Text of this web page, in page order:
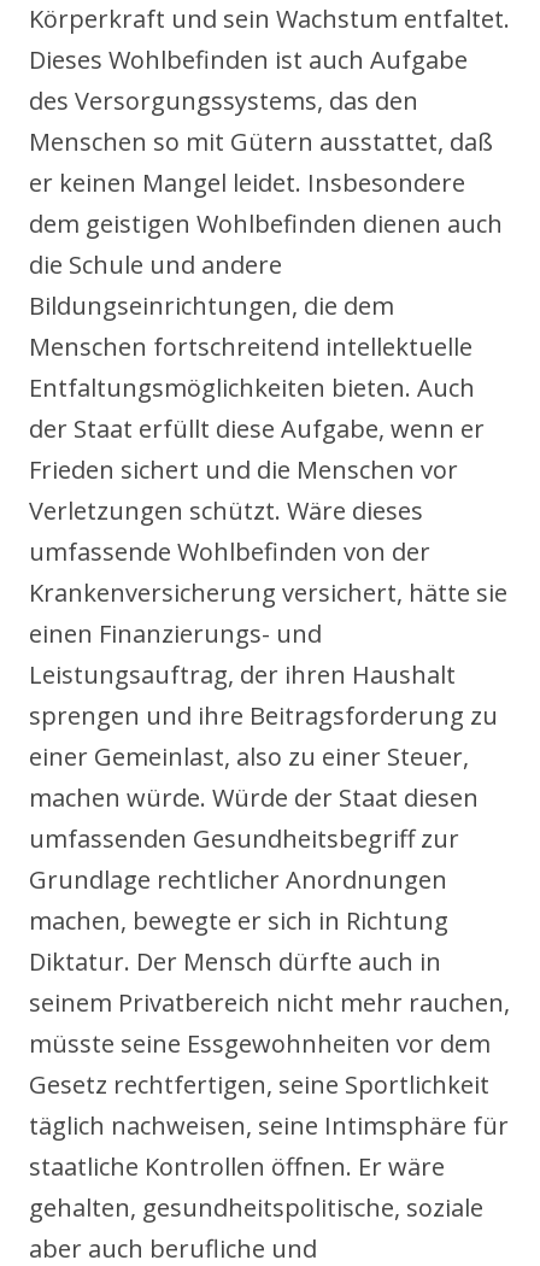
Körperkraft und sein Wachstum entfaltet.
Dieses Wohlbefinden ist auch Aufgabe
des Versorgungssystems, das den
Menschen so mit Gütern ausstattet, daß
er keinen Mangel leidet. Insbesondere
dem geistigen Wohlbefinden dienen auch
die Schule und andere
Bildungseinrichtungen, die dem
Menschen fortschreitend intellektuelle
Entfaltungsmöglichkeiten bieten. Auch
der Staat erfüllt diese Aufgabe, wenn er
Frieden sichert und die Menschen vor
Verletzungen schützt. Wäre dieses
umfassende Wohlbefinden von der
Krankenversicherung versichert, hätte sie
einen Finanzierungs- und
Leistungsauftrag, der ihren Haushalt
sprengen und ihre Beitragsforderung zu
einer Gemeinlast, also zu einer Steuer,
machen würde. Würde der Staat diesen
umfassenden Gesundheitsbegriff zur
Grundlage rechtlicher Anordnungen
machen, bewegte er sich in Richtung
Diktatur. Der Mensch dürfte auch in
seinem Privatbereich nicht mehr rauchen,
müsste seine Essgewohnheiten vor dem
Gesetz rechtfertigen, seine Sportlichkeit
täglich nachweisen, seine Intimsphäre für
staatliche Kontrollen öffnen. Er wäre
gehalten, gesundheitspolitische, soziale
aber auch berufliche und